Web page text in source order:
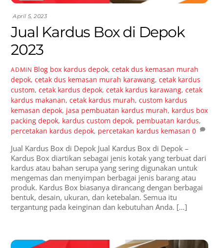
April 5, 2023
Jual Kardus Box di Depok
2023
ADMIN Blog box kardus depok,cetak dus kemasan murah
depok,cetak dus kemasan murah karawang,cetak kardus
custom,cetak kardus depok,cetak kardus karawang,cetak
kardus makanan,cetak kardus murah,custom kardus
kemasan depok, jasa pembuatan kardus murah, kardus box
packing depok, kardus custom depok, pembuatan kardus,
percetakan kardus depok, percetakan kardus kemasan 0
Jual Kardus Box di Depok Jual Kardus Box di Depok –
Kardus Box diartikan sebagai jenis kotak yang terbuat dari
kardus atau bahan serupa yang sering digunakan untuk
mengemas dan menyimpan berbagai jenis barang atau
produk. Kardus Box biasanya dirancang dengan berbagai
bentuk, desain, ukuran, dan ketebalan. Semua itu
tergantung pada keinginan dan kebutuhan Anda. […]